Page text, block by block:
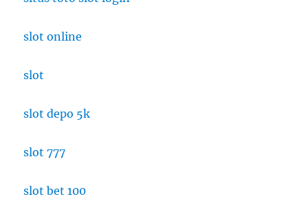
slot online
slot
slot depo 5k
slot 777
slot bet 100